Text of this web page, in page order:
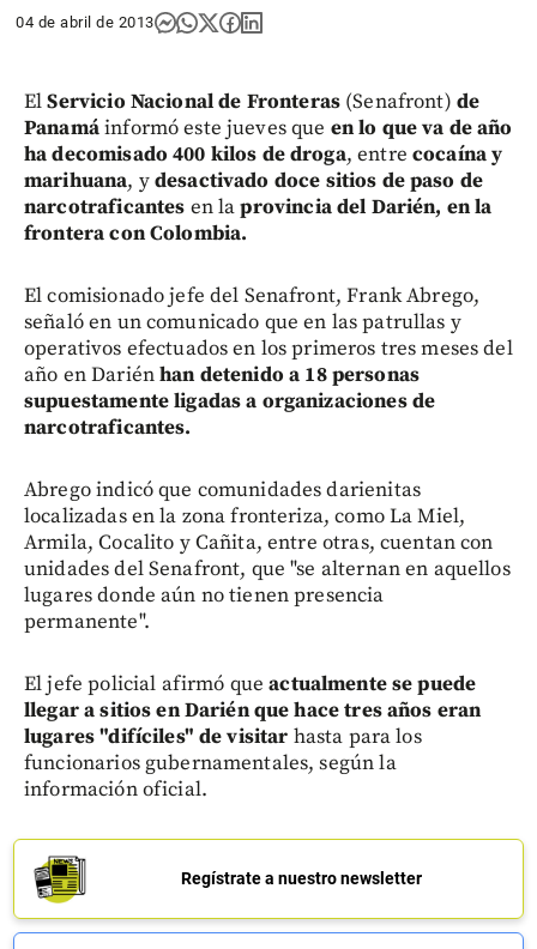
04 de abril de 2013
ElServicio Nacional de Fronteras(Senafront) de
Panamáinformó este jueves que en lo que va de año
ha decomisado 400 kilos de droga, entrecocaína y
marihuana, ydesactivado doce sitios de paso de
narcotraficantes en laprovincia del Darién, en la
frontera con Colombia.
El comisionado jefe del Senafront, Frank Abrego,
señaló en un comunicado que en las patrullas y
operativos efectuados en los primeros tres meses del
año en Dariénhan detenido a 18 personas
supuestamente ligadas a organizaciones de
narcotraficantes.
Abrego indicó que comunidades darienitas
localizadas en la zona fronteriza, como La Miel,
Armila, Cocalito y Cañita, entre otras, cuentan con
unidades del Senafront, que "se alternan en aquellos
lugares donde aún no tienen presencia
permanente".
El jefe policial afirmó queactualmente se puede
llegar a sitios en Darién que hace tres años eran
lugares "difíciles" de visitar hasta para los
funcionarios gubernamentales, según la
información oficial.
Regístrate a nuestro newsletter